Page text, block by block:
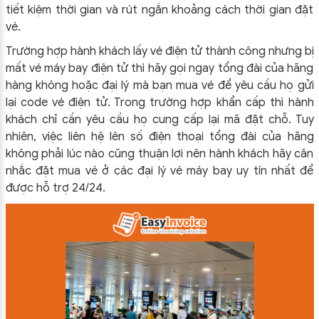
tiết kiệm thời gian và rút ngắn khoảng cách thời gian đặt
vé.
Trường hợp hành khách lấy vé điện tử thành công nhưng bị
mất vé máy bay điện tử thì hãy gọi ngay tổng đài của hãng
hàng không hoặc đại lý mà bạn mua vé để yêu cầu họ gửi
lại code vé điện tử. Trong trường hợp khẩn cấp thì hành
khách chỉ cần yêu cầu họ cung cấp lại mã đặt chỗ. Tuy
nhiên, việc liên hệ lên số điện thoại tổng đài của hãng
không phải lúc nào cũng thuận lợi nên hành khách hãy cân
nhắc đặt mua vé ở các đại lý vé máy bay uy tín nhất để
được hỗ trợ 24/24.